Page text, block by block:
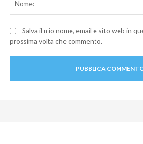
Salva il mio nome, email e sito web in
prossima volta che commento.